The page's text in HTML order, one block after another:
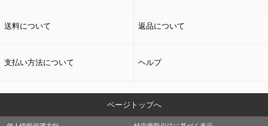
送料について 返品について
支払い方法について ヘルプ
ページトップへ